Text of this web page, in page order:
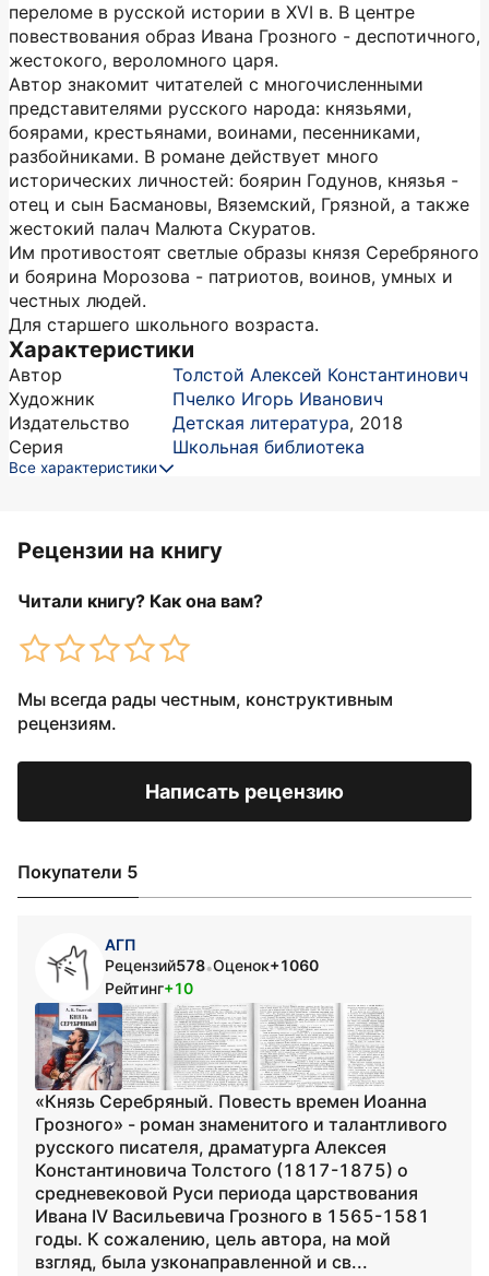
переломе в русской истории в XVI в. В центре
повествования образ Ивана Грозного - деспотичного,
жестокого, вероломного царя.
Автор знакомит читателей с многочисленными
представителями русского народа: князьями,
боярами, крестьянами, воинами, песенниками,
разбойниками. В романе действует много
исторических личностей: боярин Годунов, князья -
отец и сын Басмановы, Вяземский, Грязной, а также
жестокий палач Малюта Скуратов.
Им противостоят светлые образы князя Серебряного
и боярина Морозова - патриотов, воинов, умных и
честных людей.
Для старшего школьного возраста.
Характеристики
Автор
Толстой Алексей Константинович
Художник
Пчелко Игорь Иванович
Издательство
Детская литература, 2018
Серия
Школьная библиотека
Все характеристики
Рецензии на книгу
Читали книгу? Как она вам?
Мы всегда рады честным, конструктивным
рецензиям.
Написать рецензию
Покупатели 5
АГП
Рецензий578•Оценок+1060
Рейтинг+10
«Князь Серебряный. Повесть времен Иоанна
Грозного» - роман знаменитого и талантливого
русского писателя, драматурга Алексея
Константиновича Толстого (1817-1875) о
средневековой Руси периода царствования
Ивана IV Васильевича Грозного в 1565-1581
годы. К сожалению, цель автора, на мой
взгляд, была узконаправленной и св...